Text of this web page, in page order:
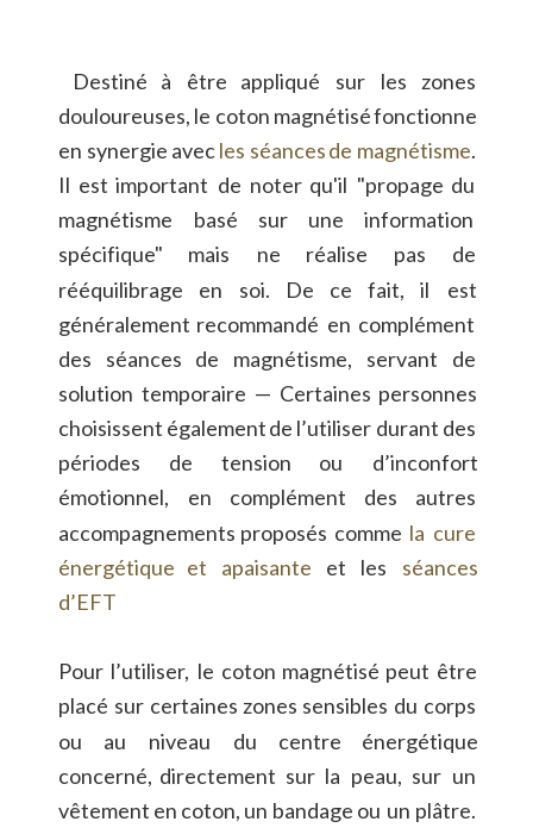
Destiné à être appliqué sur les
zones
douloureuses, le coton magnétiséfonctionne
en synergie avecles séancesde magnétisme.
Il est important de noter qu'il "propage du
magnétisme
basé sur une
information
spécifique"
mais ne réalise pas
de
rééquilibrage
en soi. De ce fait, il
est
généralement recommandé en complément
des
séances de magnétisme, servant
de
solution temporaire — Certaines personnes
choisissent égalementde l’utiliser durant des
périodes
de tension ou
d’inconfort
émotionnel,
en complément des
autres
accompagnements proposés comme la cure
énergétique et apaisante et les
séances
d’EFT
Pour l’utiliser, le coton magnétisé peut être
placé sur certaines zones sensibles du corps
ou
au niveau du centre
énergétique
concerné, directement sur la peau, sur un
vêtement en coton, un bandage ou un plâtre.